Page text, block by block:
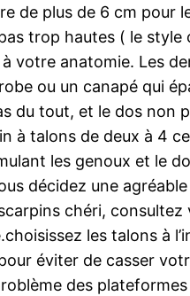
de plus de 6 cm pour
trop hautes ( le
anatomie. Les
ou un canapé qui
du tout, et le dos non
à talons de deux à 4
les genoux et le
décidez une
chéri,
les talons à
éviter de casser
des